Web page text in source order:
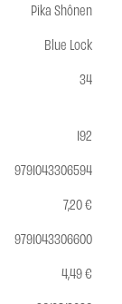
Pika Shônen
Blue Lock
34
192
9791043306594
7,20 €
9791043306600
4,49 €